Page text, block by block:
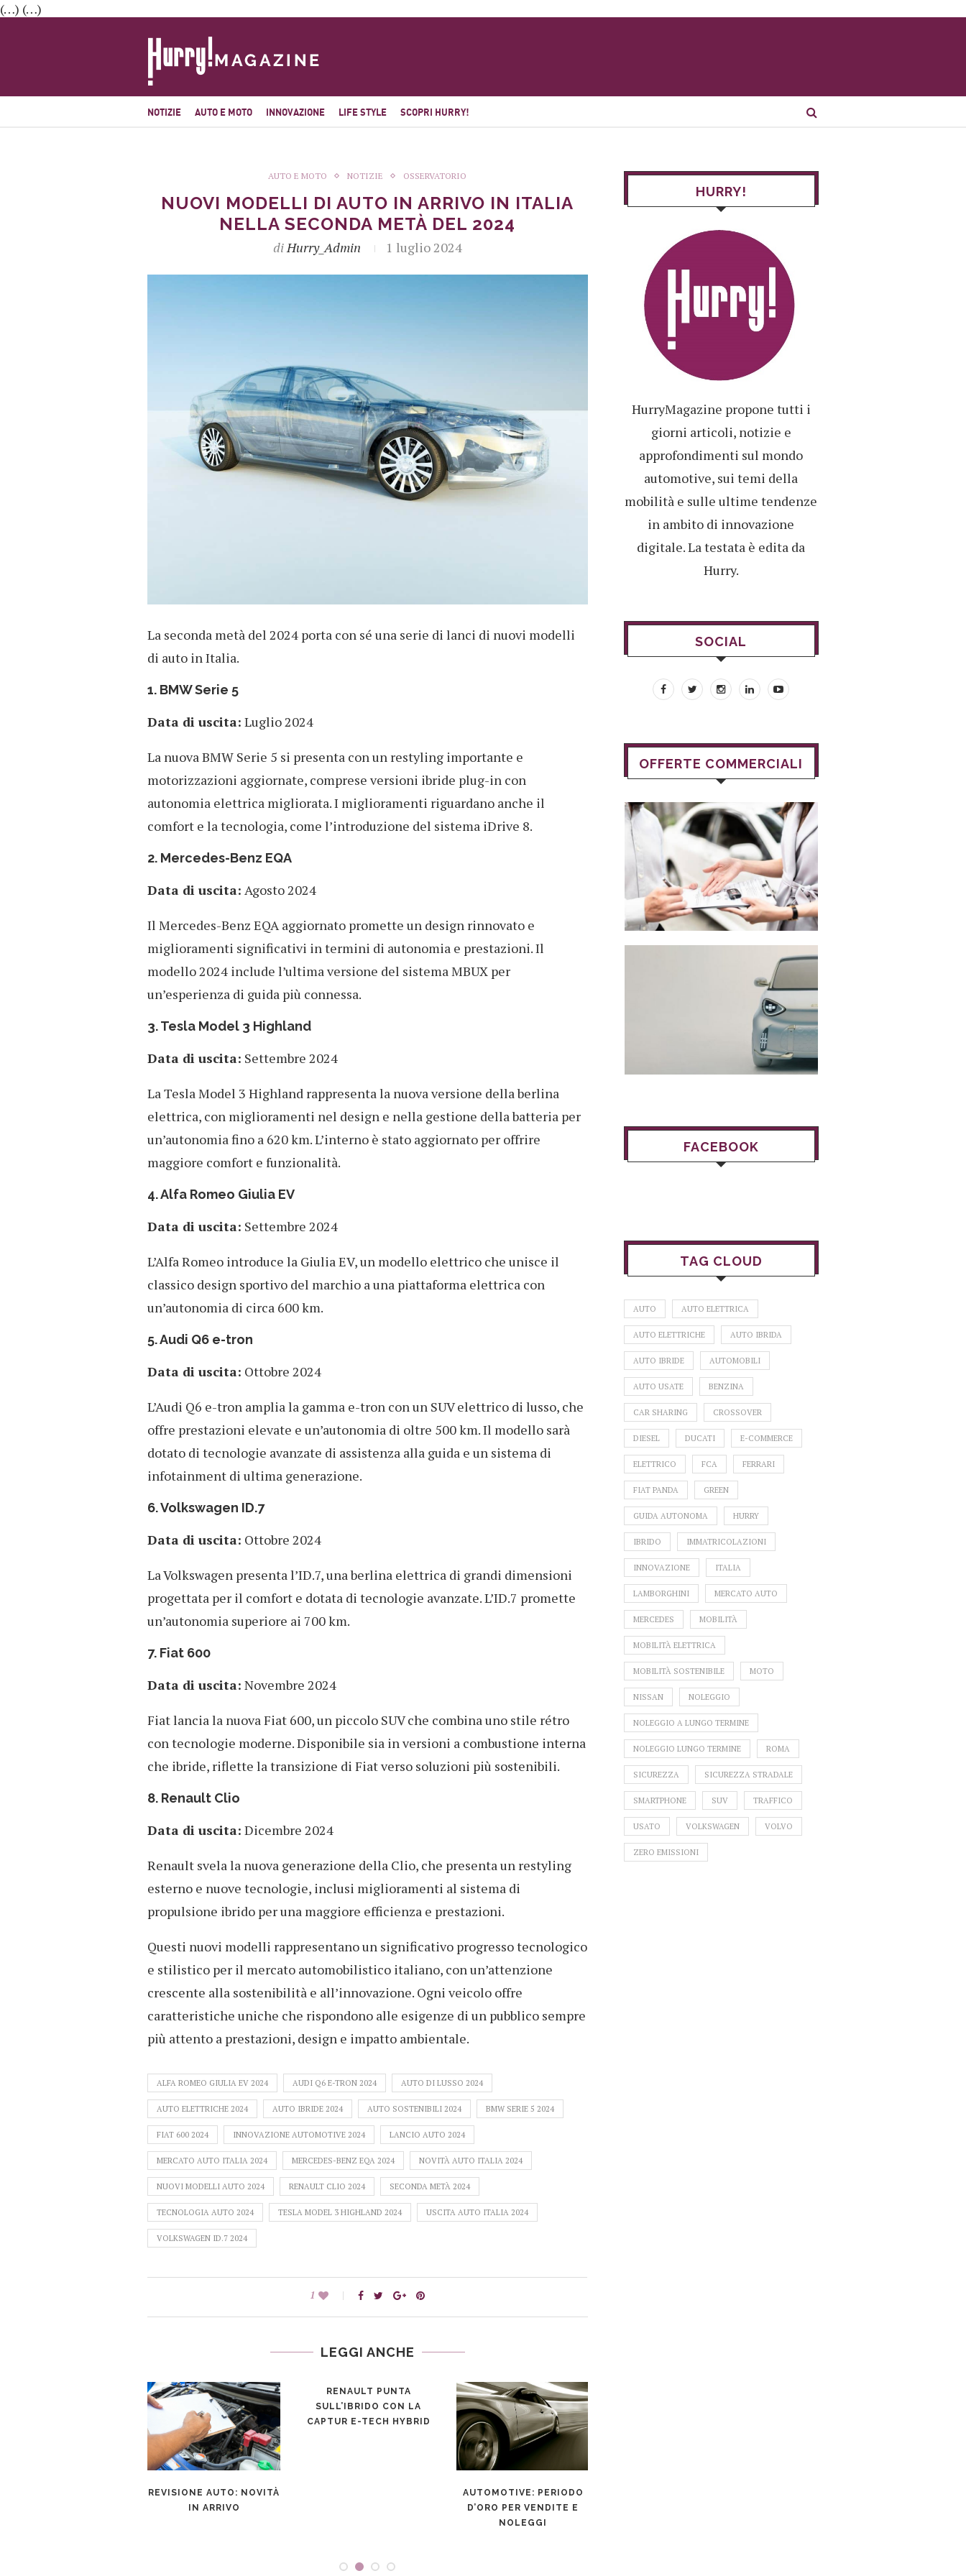
(…) (…)
NOTIZIE AUTO E MOTO INNOVAZIONE LIFE STYLE SCOPRI HURRY!
AUTO E MOTO NOTIZIE OSSERVATORIO
NUOVI MODELLI DI AUTO IN ARRIVO IN ITALIA
NELLA SECONDA METÀ DEL 2024
diHurry_Admin 1 luglio 2024
La seconda metà del 2024 porta con sé una serie di lanci di nuovi modelli
di auto in Italia.
1. BMW Serie 5
Data di uscita: Luglio 2024
La nuova BMW Serie 5 si presenta con un restyling importante e
motorizzazioni aggiornate, comprese versioni ibride plug-in con
autonomia elettrica migliorata. I miglioramenti riguardano anche il
comfort e la tecnologia, come l’introduzione del sistema iDrive 8.
2. Mercedes-Benz EQA
Data di uscita: Agosto 2024
Il Mercedes-Benz EQA aggiornato promette un design rinnovato e
miglioramenti significativi in termini di autonomia e prestazioni. Il
modello 2024 include l’ultima versione del sistema MBUX per
un’esperienza di guida più connessa.
3. Tesla Model 3 Highland
Data di uscita: Settembre 2024
La Tesla Model 3 Highland rappresenta la nuova versione della berlina
elettrica, con miglioramenti nel design e nella gestione della batteria per
un’autonomia fino a 620 km. L’interno è stato aggiornato per offrire
maggiore comfort e funzionalità.
4. Alfa Romeo Giulia EV
Data di uscita: Settembre 2024
L’Alfa Romeo introduce la Giulia EV, un modello elettrico che unisce il
classico design sportivo del marchio a una piattaforma elettrica con
un’autonomia di circa 600 km.
5. Audi Q6 e-tron
Data di uscita: Ottobre 2024
L’Audi Q6 e-tron amplia la gamma e-tron con un SUV elettrico di lusso, che
offre prestazioni elevate e un’autonomia di oltre 500 km. Il modello sarà
dotato di tecnologie avanzate di assistenza alla guida e un sistema di
infotainment di ultima generazione.
6. Volkswagen ID.7
Data di uscita: Ottobre 2024
La Volkswagen presenta l’ID.7, una berlina elettrica di grandi dimensioni
progettata per il comfort e dotata di tecnologie avanzate. L’ID.7 promette
un’autonomia superiore ai 700 km.
7. Fiat 600
Data di uscita: Novembre 2024
Fiat lancia la nuova Fiat 600, un piccolo SUV che combina uno stile rétro
con tecnologie moderne. Disponibile sia in versioni a combustione interna
che ibride, riflette la transizione di Fiat verso soluzioni più sostenibili.
8. Renault Clio
Data di uscita: Dicembre 2024
Renault svela la nuova generazione della Clio, che presenta un restyling
esterno e nuove tecnologie, inclusi miglioramenti al sistema di
propulsione ibrido per una maggiore efficienza e prestazioni.
Questi nuovi modelli rappresentano un significativo progresso tecnologico
e stilistico per il mercato automobilistico italiano, con un’attenzione
crescente alla sostenibilità e all’innovazione. Ogni veicolo offre
caratteristiche uniche che rispondono alle esigenze di un pubblico sempre
più attento a prestazioni, design e impatto ambientale.
ALFA ROMEO GIULIA EV 2024 AUDI Q6 E-TRON 2024 AUTO DI LUSSO 2024
AUTO ELETTRICHE 2024 AUTO IBRIDE 2024 AUTO SOSTENIBILI 2024 BMW SERIE 5 2024
FIAT 600 2024 INNOVAZIONE AUTOMOTIVE 2024 LANCIO AUTO 2024
MERCATO AUTO ITALIA 2024 MERCEDES-BENZ EQA 2024 NOVITÀ AUTO ITALIA 2024
NUOVI MODELLI AUTO 2024 RENAULT CLIO 2024 SECONDA METÀ 2024
TECNOLOGIA AUTO 2024 TESLA MODEL 3 HIGHLAND 2024 USCITA AUTO ITALIA 2024
VOLKSWAGEN ID.7 2024
1
LEGGI ANCHE
REVISIONE AUTO: NOVITÀ
IN ARRIVO
RENAULT PUNTA
SULL’IBRIDO CON LA
CAPTUR E-TECH HYBRID
AUTOMOTIVE: PERIODO
D’ORO PER VENDITE E
NOLEGGI
HURRY!
HurryMagazine propone tutti i
giorni articoli, notizie e
approfondimenti sul mondo
automotive, sui temi della
mobilità e sulle ultime tendenze
in ambito di innovazione
digitale. La testata è edita da
Hurry.
SOCIAL
OFFERTE COMMERCIALI
FACEBOOK
TAG CLOUD
AUTO AUTO ELETTRICA
AUTO ELETTRICHE AUTO IBRIDA
AUTO IBRIDE AUTOMOBILI
AUTO USATE BENZINA
CAR SHARING CROSSOVER
DIESEL DUCATI E-COMMERCE
ELETTRICO FCA FERRARI
FIAT PANDA GREEN
GUIDA AUTONOMA HURRY
IBRIDO IMMATRICOLAZIONI
INNOVAZIONE ITALIA
LAMBORGHINI MERCATO AUTO
MERCEDES MOBILITÀ
MOBILITÀ ELETTRICA
MOBILITÀ SOSTENIBILE MOTO
NISSAN NOLEGGIO
NOLEGGIO A LUNGO TERMINE
NOLEGGIO LUNGO TERMINE ROMA
SICUREZZA SICUREZZA STRADALE
SMARTPHONE SUV TRAFFICO
USATO VOLKSWAGEN VOLVO
ZERO EMISSIONI